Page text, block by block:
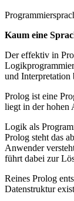
Kaum eine
Der effektiv in
und Interpretation
Prolog ist eine
liegt in der hohen
Logik als
Prolog steht das
Anwender
führt dabei zur
Reines Prolog
Datenstruktur